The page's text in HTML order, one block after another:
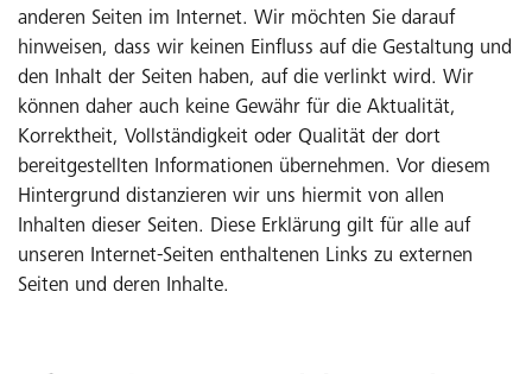
anderen Seiten im Internet. Wir möchten Sie darauf
hinweisen, dass wir keinen Einfluss auf die Gestaltung und
den Inhalt der Seiten haben, auf die verlinkt wird. Wir
können daher auch keine Gewähr für die Aktualität,
Korrektheit, Vollständigkeit oder Qualität der dort
bereitgestellten Informationen übernehmen. Vor diesem
Hintergrund distanzieren wir uns hiermit von allen
Inhalten dieser Seiten. Diese Erklärung gilt für alle auf
unseren Internet-Seiten enthaltenen Links zu externen
Seiten und deren Inhalte.